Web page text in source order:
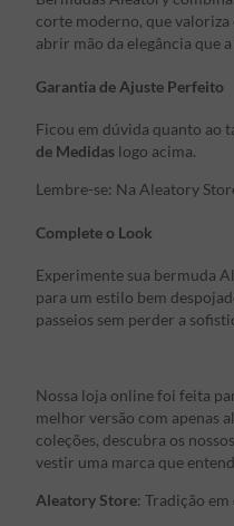
corte moderno, que
abrir mão da elegância que
Garantia de Ajuste Perfeito
Ficou em dúvida quanto ao
de Medidas logo acima.
Lembre-se: Na Aleatory
Complete o Look
Experimente sua bermuda
para um estilo bem
passeios sem perder a
Nossa loja online foi feita
melhor versão com apenas
coleções, descubra os
vestir uma marca que
Aleatory Store: Tradição